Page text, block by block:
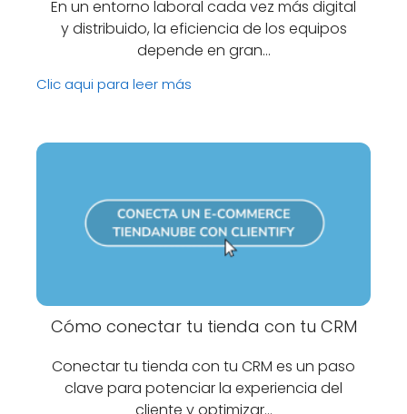
En un entorno laboral cada vez más digital
y distribuido, la eficiencia de los equipos
depende en gran…
Clic aqui para leer más
Cómo conectar tu tienda con tu CRM
Conectar tu tienda con tu CRM es un paso
clave para potenciar la experiencia del